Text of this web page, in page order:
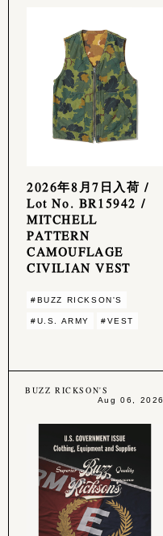
2026年8月7日入荷 /
Lot No. BR15942 /
MITCHELL
PATTERN
CAMOUFLAGE
CIVILIAN VEST
#BUZZ RICKSON'S
#U.S. ARMY #VEST
BUZZ RICKSON'S
Aug 06, 2026